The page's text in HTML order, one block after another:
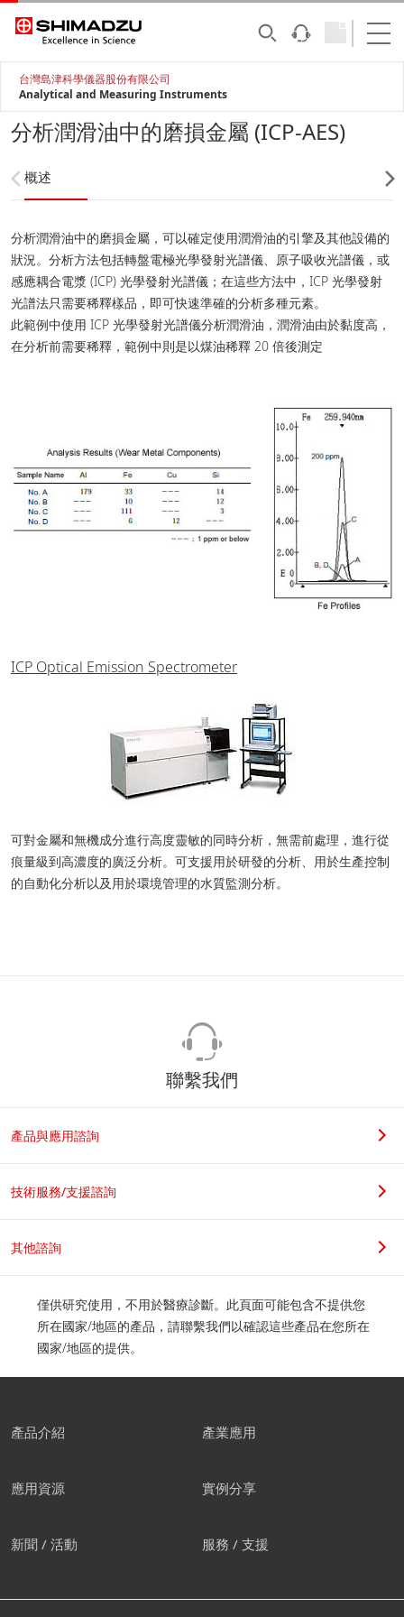
台灣島津科學儀器股份有限公司
Analytical and Measuring Instruments
分析潤滑油中的磨損金屬 (ICP-AES)
概述
分析潤滑油中的磨損金屬，可以確定使用潤滑油的引擎及其他設備的
狀況。分析方法包括轉盤電極光學發射光譜儀、原子吸收光譜儀，或
感應耦合電漿 (ICP) 光學發射光譜儀；在這些方法中，ICP 光學發射
光譜法只需要稀釋樣品，即可快速準確的分析多種元素。
此範例中使用 ICP 光學發射光譜儀分析潤滑油，潤滑油由於黏度高，
在分析前需要稀釋，範例中則是以煤油稀釋 20 倍後測定
ICP Optical Emission Spectrometer
可對金屬和無機成分進行高度靈敏的同時分析，無需前處理，進行從
痕量級到高濃度的廣泛分析。可支援用於研發的分析、用於生產控制
的自動化分析以及用於環境管理的水質監測分析。
聯繫我們
產品與應用諮詢
技術服務/支援諮詢
其他諮詢
僅供研究使用，不用於醫療診斷。此頁面可能包含不提供您
所在國家/地區的產品，請聯繫我們以確認這些產品在您所在
國家/地區的提供。
產品介紹 產業應用
應用資源 實例分享
新聞 / 活動 服務 / 支援